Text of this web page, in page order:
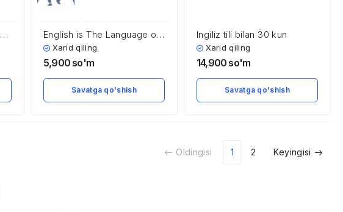
English is The Language of
Global Communication
Xarid qiling
5,900 so'm
Savatga qo'shish
Ingiliz tili bilan 30 kun
Xarid qiling
14,900 so'm
Savatga qo'shish
Oldingisi 1 2 Keyingisi